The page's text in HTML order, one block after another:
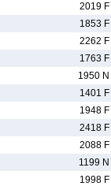
2019 F
1853 F
2262 F
1763 F
1950 N
1401 F
1948 F
2418 F
2088 F
1199 N
1998 F